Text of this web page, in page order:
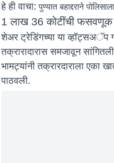
हे ही वाचा: पुण्यात बहाद्दराने
1 लाख 36 कोटींची फसवणूक
शेअर ट्रेडिंगच्या या व्हॉट्सअॅप
तक्रारादारास समजावून
भामट्यांनी तक्रारदाराला एका
पाठवली.